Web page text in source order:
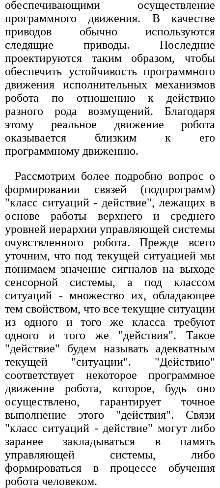
обеспечивающими осуществление
программного движения. В качестве
приводов обычно используются
следящие приводы. Последние
проектируются таким образом, чтобы
обеспечить устойчивость программного
движения исполнительных механизмов
робота по отношению к действию
разного рода возмущений. Благодаря
этому реальное движение робота
оказывается близким к его
программному движению.
Рассмотрим более подробно вопрос о
формировании связей (подпрограмм)
"класс ситуаций - действие", лежащих в
основе работы верхнего и среднего
уровней иерархии управляющей системы
очувствленного робота. Прежде всего
уточним, что под текущей ситуацией мы
понимаем значение сигналов на выходе
сенсорной системы, а под классом
ситуаций - множество их, обладающее
тем свойством, что все текущие ситуации
из одного и того же класса требуют
одного и того же "действия". Такое
"действие" будем называть адекватным
текущей "ситуации". "Действию"
соответствует некоторое программное
движение робота, которое, будь оно
осуществлено, гарантирует точное
выполнение этого "действия". Связи
"класс ситуаций - действие" могут либо
заранее закладываться в память
управляющей системы, либо
формироваться в процессе обучения
робота человеком.